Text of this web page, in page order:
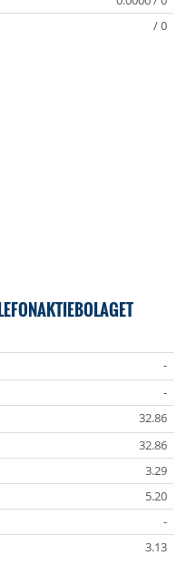
/ 0
-
-
32.86
32.86
3.29
5.20
-
3.13